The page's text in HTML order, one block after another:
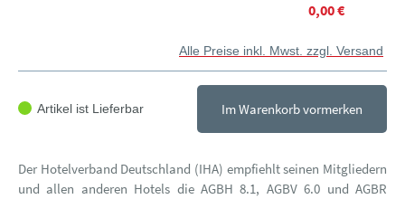
0,00 €
Alle Preise inkl. Mwst. zzgl. Versand
Artikel ist Lieferbar Im Warenkorb vormerken
Der Hotelverband Deutschland (IHA) empfiehlt seinen Mitgliedern
und allen anderen Hotels die AGBH 8.1, AGBV 6.0 und AGBR